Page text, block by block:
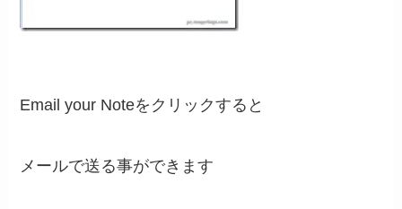
Email your Noteをクリックすると
メールで送る事ができます